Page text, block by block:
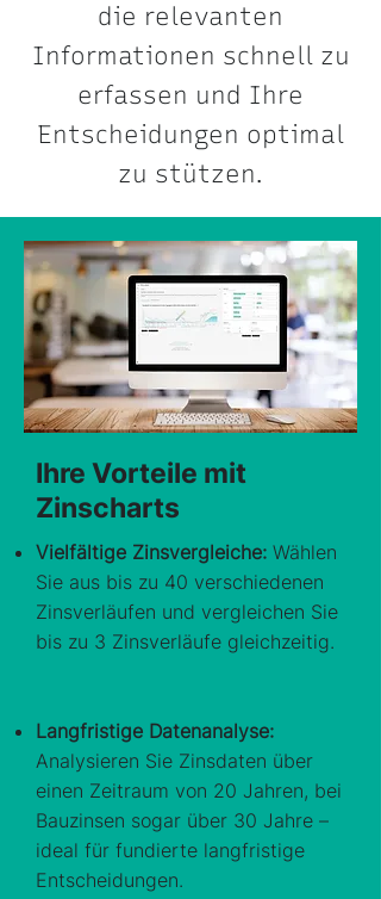
die relevanten
Informationen schnell zu
erfassen und Ihre
Entscheidungen optimal
zu stützen.
Ihre Vorteile mit
Zinscharts
Vielfältige Zinsvergleiche: Wählen
Sie aus bis zu 40 verschiedenen
Zinsverläufen und vergleichen Sie
bis zu 3 Zinsverläufe gleichzeitig.
Langfristige Datenanalyse:
Analysieren Sie Zinsdaten über
einen Zeitraum von 20 Jahren, bei
Bauzinsen sogar über 30 Jahre –
ideal für fundierte langfristige
Entscheidungen.